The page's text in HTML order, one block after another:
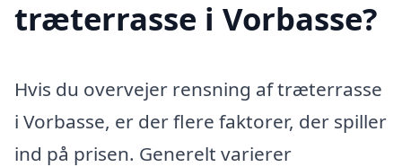
træterrasse i Vorbasse?
Hvis du overvejer rensning af træterrasse
i Vorbasse, er der flere faktorer, der spiller
ind på prisen. Generelt varierer